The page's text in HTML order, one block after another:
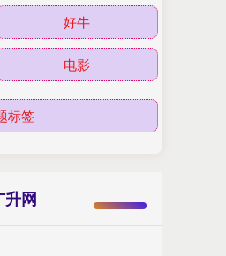
好牛
电影
标签
升网